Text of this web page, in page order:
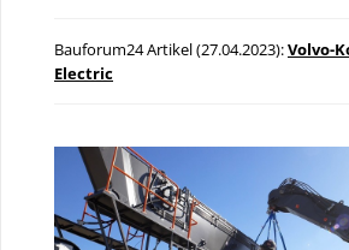
Bauforum24 Artikel (27.04.2023):Volvo-
Electric